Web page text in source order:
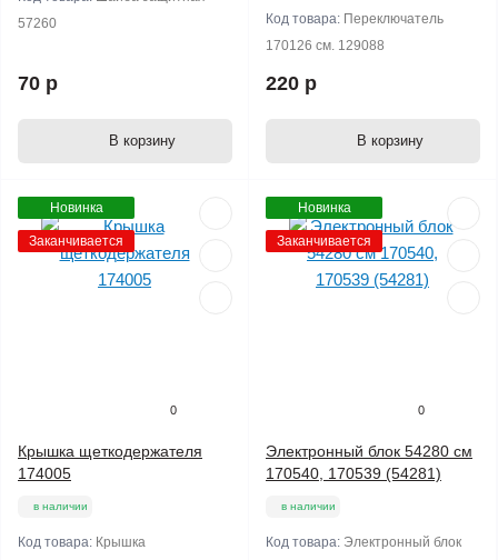
57260
70 р
В корзину
Код товара: Переключатель
170126 см. 129088
220 р
В корзину
Новинка
Заканчивается
0
Крышка щеткодержателя
174005
в наличии
Код товара: Крышка
Новинка
Заканчивается
0
Электронный блок 54280 см
170540, 170539 (54281)
в наличии
Код товара: Электронный блок